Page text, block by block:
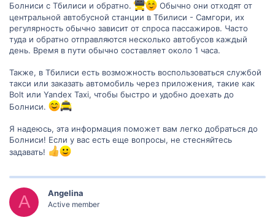
Болниси с Тбилиси и обратно.
Обычно они отходят от
центральной автобусной станции в Тбилиси - Самгори, их
регулярность обычно зависит от спроса пассажиров. Часто
туда и обратно отправляются несколько автобусов каждый
день. Время в пути обычно составляет около 1 часа.
Также, в Тбилиси есть возможность воспользоваться службой
такси или заказать автомобиль через приложения, такие как
Bolt или Yandex Taxi, чтобы быстро и удобно доехать до
Болниси.
Я надеюсь, эта информация поможет вам легко добраться до
Болниси! Если у вас есть еще вопросы, не стесняйтесь
задавать!
A Angelina
Active member